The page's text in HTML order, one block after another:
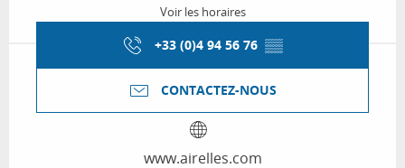
Voir les horaires
+33 (0)4 94 56 76 ▒▒
CONTACTEZ-NOUS
www.airelles.com